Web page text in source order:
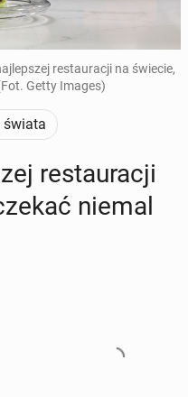
restauracji na świecie,
Getty Images)
świata
re­stau­ra­cji
niemal